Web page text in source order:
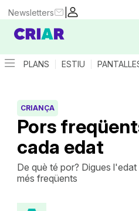
|
Newsletters
PLANS ESTIU
Pors
cada edat
CRIANÇA
De què té por? Digues
més freqüents